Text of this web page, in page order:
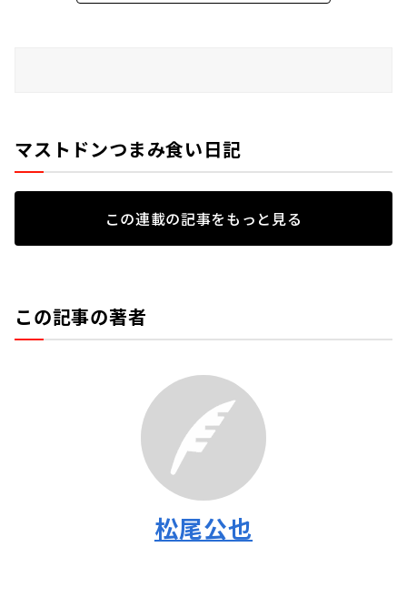
マストドンつまみ食い日記
この連載の記事をもっと見る
この記事の著者
松尾公也